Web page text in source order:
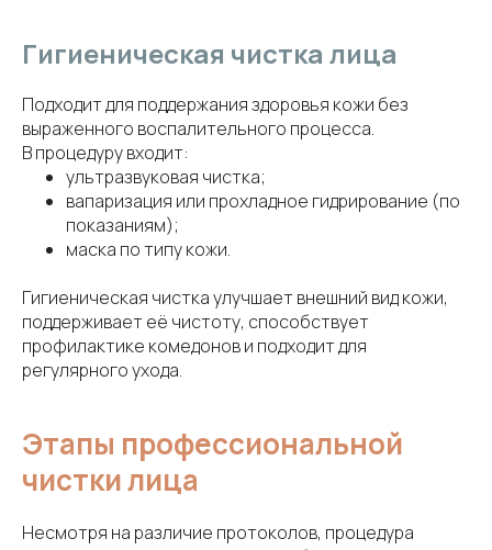
Гигиеническая чистка лица
Подходит для поддержания здоровья кожи без
выраженного воспалительного процесса.
В процедуру входит:
ультразвуковая чистка;
вапаризация или прохладное гидрирование (по
показаниям);
маска по типу кожи.
Гигиеническая чистка улучшает внешний вид кожи,
поддерживает её чистоту, способствует
профилактике комедонов и подходит для
регулярного ухода.
Этапы профессиональной
чистки лица
Несмотря на различие протоколов, процедура